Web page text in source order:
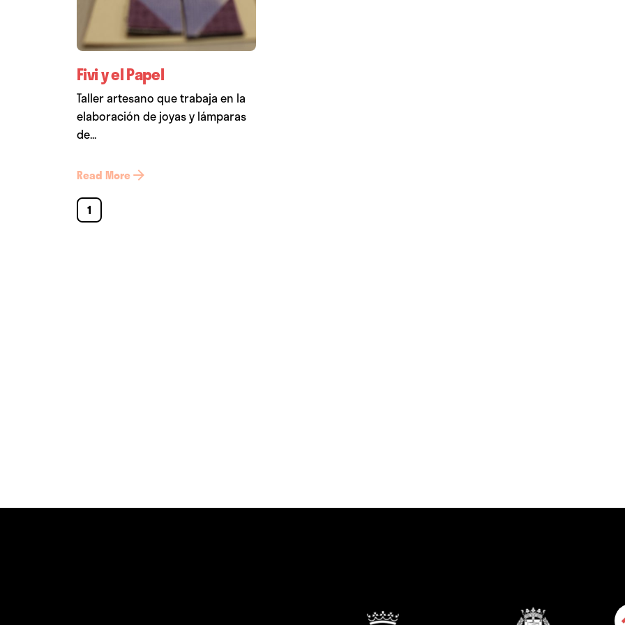
Fivi y el Papel
Taller artesano que trabaja en la
elaboración de joyas y lámparas
de...
Read More
1